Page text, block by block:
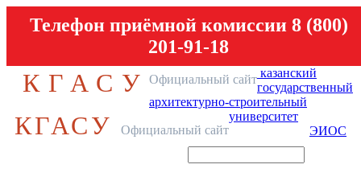
Телефон приёмной комиссии 8 (800)
201-91-18
КГАСУ Официальный сайт казанский
государственный
архитектурно-строительный
университет
КГАСУ Официальный сайт ЭИОС